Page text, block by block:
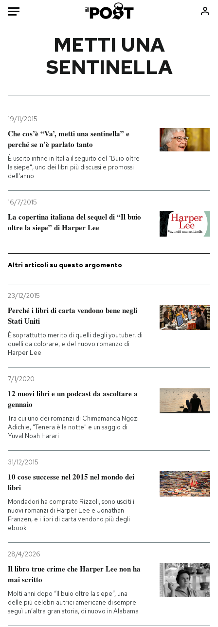
Mondo
Tecnologia
Internet
Cultura
Economia
Libri
Ok Boomer!
Europa
NEWSLETTER
I MIEI PREFERITI
SHOP
CALENDARIO
AREA PERSONALE
Entra
METTI UNA
SENTINELLA
19/11/2015
Che cos’è “Va’, metti una sentinella” e
perché se n’è parlato tanto
È uscito infine in Italia il seguito del "Buio oltre
la siepe", uno dei libri più discussi e promossi
dell'anno
16/7/2015
La copertina italiana del sequel di “Il buio
oltre la siepe” di Harper Lee
Altri articoli su questo argomento
23/12/2015
Perché i libri di carta vendono bene negli
Stati Uniti
È soprattutto merito di quelli degli youtuber, di
quelli da colorare, e del nuovo romanzo di
Harper Lee
7/1/2020
12 nuovi libri e un podcast da ascoltare a
gennaio
Tra cui uno dei romanzi di Chimamanda Ngozi
Adichie, "Tenera è la notte" e un saggio di
Yuval Noah Harari
31/12/2015
10 cose successe nel 2015 nel mondo dei
libri
Mondadori ha comprato Rizzoli, sono usciti i
nuovi romanzi di Harper Lee e Jonathan
Franzen, e i libri di carta vendono più degli
ebook
28/4/2026
Il libro true crime che Harper Lee non ha
mai scritto
Molti anni dopo “Il buio oltre la siepe”, una
delle più celebri autrici americane di sempre
seguì un’altra gran storia, di nuovo in Alabama